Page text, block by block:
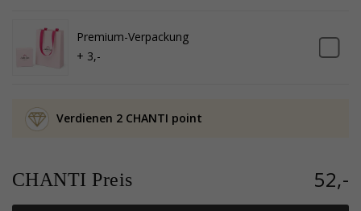
Premium-Verpackung
+ 3,-
Verdienen 2 CHANTI point
CHANTI Preis 52,-